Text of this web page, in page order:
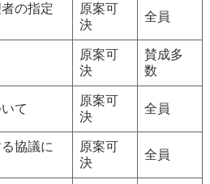
の指定
原案可
決
全員
原案可
決
賛成多
数
て
原案可
決
全員
協議に
原案可
決
全員